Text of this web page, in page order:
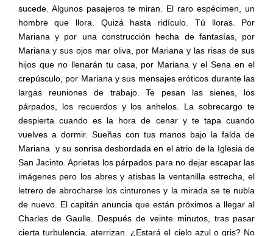
sucede. Algunos pasajeros te miran. El raro espécimen, un
hombre que llora. Quizá hasta ridículo. Tú lloras. Por
Mariana y por una construcción hecha de fantasías, por
Mariana y sus ojos mar oliva, por Mariana y las risas de sus
hijos que no llenarán tu casa, por Mariana y el Sena en el
crepúsculo, por Mariana y sus mensajes eróticos durante las
largas reuniones de trabajo. Te pesan las sienes, los
párpados, los recuerdos y los anhelos. La sobrecargo te
despierta cuando es la hora de cenar y te tapa cuando
vuelves a dormir. Sueñas con tus manos bajo la falda de
Mariana
y su sonrisa desbordada en el atrio de la Iglesia de
San Jacinto. Aprietas los párpados para no dejar escapar las
imágenes pero los abres y atisbas la ventanilla estrecha, el
letrero de abrocharse los cinturones y la mirada se te nubla
de nuevo. El capitán anuncia que están próximos a llegar al
Charles de Gaulle. Después de veinte minutos, tras pasar
cierta turbulencia, aterrizan. ¿Estará el cielo azul o gris? No